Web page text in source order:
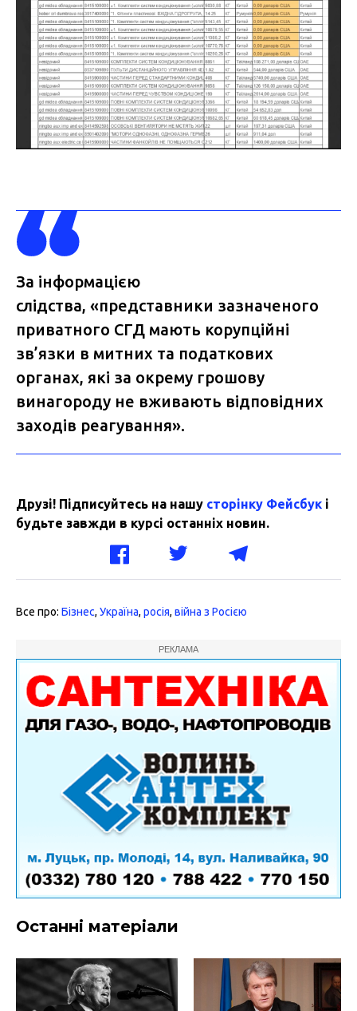
За інформацією
слідства, «представники зазначеного
приватного СГД мають корупційні
зв’язки в митних та податкових
органах, які за окрему грошову
винагороду не вживають відповідних
заходів реагування».
Друзі! Підписуйтесь на нашу сторінку Фейсбук і
будьте завжди в курсі останніх новин.
Все про: Бізнес, Україна, росія, війна з Росією
РЕКЛАМА
Останні матеріали